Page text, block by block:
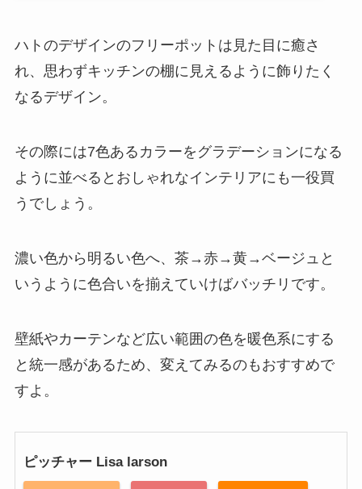
ハトのデザインのフリーポットは見た目に癒さ
れ、思わずキッチンの棚に見えるように飾りたく
なるデザイン。
その際には7色あるカラーをグラデーションになる
ように並べるとおしゃれなインテリアにも一役買
うでしょう。
濃い色から明るい色へ、茶→赤→黄→ベージュと
いうように色合いを揃えていけばバッチリです。
壁紙やカーテンなど広い範囲の色を暖色系にする
と統一感があるため、変えてみるのもおすすめで
すよ。
ピッチャー Lisa larson